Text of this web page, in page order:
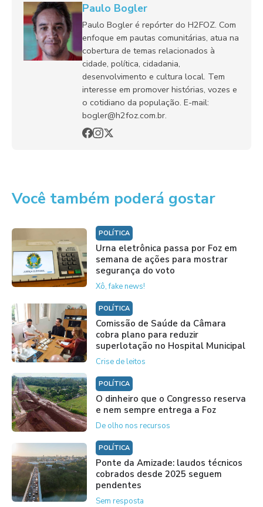
Paulo Bogler
Paulo Bogler é repórter do H2FOZ. Com
enfoque em pautas comunitárias, atua na
cobertura de temas relacionados à
cidade, política, cidadania,
desenvolvimento e cultura local. Tem
interesse em promover histórias, vozes e
o cotidiano da população. E-mail:
bogler@h2foz.com.br.
Você também poderá gostar
POLÍTICA
Urna eletrônica passa por Foz em
semana de ações para mostrar
segurança do voto
Xô, fake news!
POLÍTICA
Comissão de Saúde da Câmara
cobra plano para reduzir
superlotação no Hospital Municipal
Crise de leitos
POLÍTICA
O dinheiro que o Congresso reserva
e nem sempre entrega a Foz
De olho nos recursos
POLÍTICA
Ponte da Amizade: laudos técnicos
cobrados desde 2025 seguem
pendentes
Sem resposta